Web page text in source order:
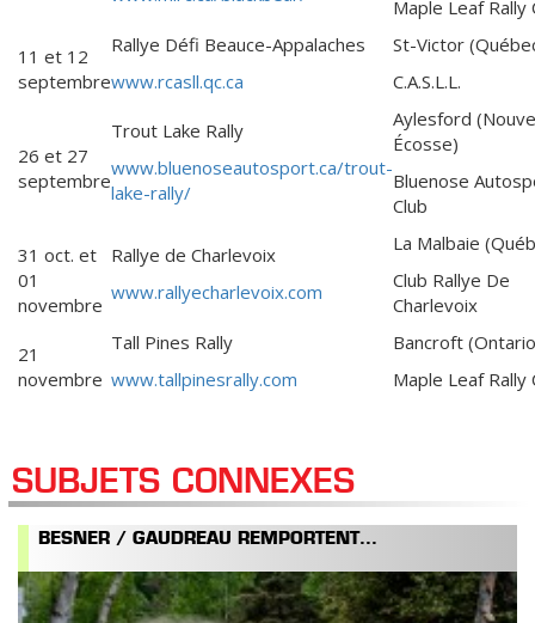
Maple Leaf Rally
11 et 12
septembre
Rallye Défi Beauce-Appalaches
www.rcasll.qc.ca
St-Victor
C.A.S.L.L.
26 et 27
septembre
Trout Lake Rally
www.bluenoseautosport.ca/trout-
lake-rally/
Aylesford
Écosse)
Bluenose
Club
31 oct. et
01
novembre
Rallye de Charlevoix
www.rallyecharlevoix.com
La Malbaie
Club Rallye De
Charlevoix
21
novembre
Tall Pines Rally
www.tallpinesrally.com
Bancroft
Maple Leaf Rally
SUBJETS CONNEXES
BESNER / GAUDREAU REMPORTENT...